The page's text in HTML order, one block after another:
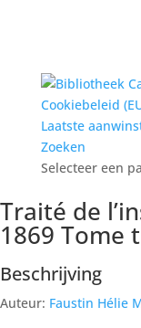
Cookiebeleid
Laatste
Zoeken
Selecteer een
Traité de
1869 Tome
Beschrijving
Auteur: Faustin Hélie